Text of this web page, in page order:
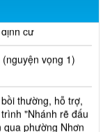
cư
vọng 1)
thường, hỗ trợ,
"Nhánh rẽ đấu
qua phường Nhơn